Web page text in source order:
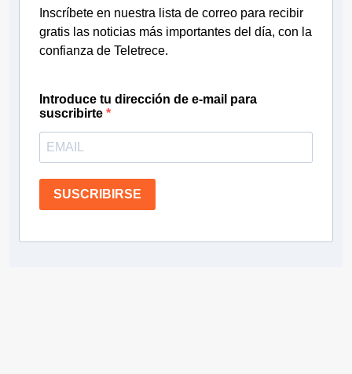
Inscríbete en nuestra lista de correo para recibir
gratis las noticias más importantes del día, con la
confianza de Teletrece.
Introduce tu dirección de e-mail para
suscribirte
SUSCRIBIRSE